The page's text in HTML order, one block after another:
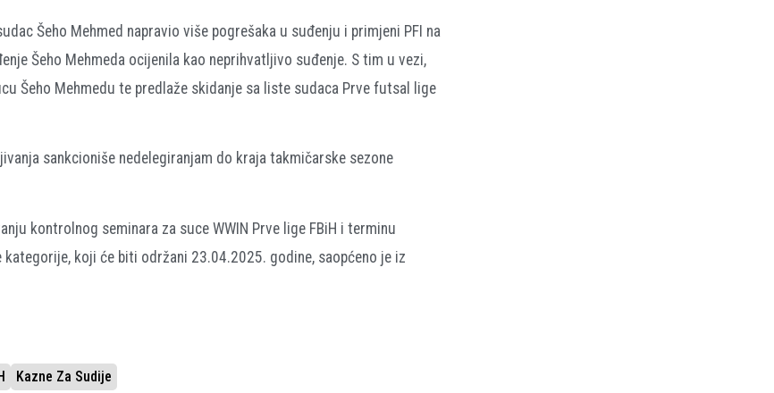
Šeho Mehmed napravio više pogrešaka u suđenju i primjeni PFI na
Šeho Mehmeda ocijenila kao neprihvatljivo suđenje. S tim u vezi,
Šeho Mehmedu te predlaže skidanje sa liste sudaca Prve futsal lige
sankcioniše nedelegiranjam do kraja takmičarske sezone
kontrolnog seminara za suce WWIN Prve lige FBiH i terminu
koji će biti održani 23.04.2025. godine, saopćeno je iz
Kazne Za Sudije